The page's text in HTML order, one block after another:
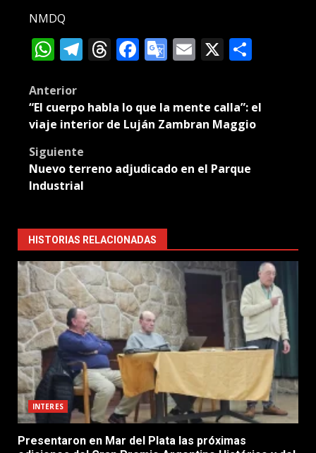
NMDQ
WhatsApp
Telegram
Threads
Facebook
Google
Email
X
Post
navigation
Anterior
“El cuerpo habla lo que la mente calla”: el
viaje interior de Luján Zambran Maggio
Siguiente
Nuevo terreno adjudicado en el Parque
Industrial
HISTORIAS RELACIONADAS
INTERES
Presentaron en Mar del Plata las próximas